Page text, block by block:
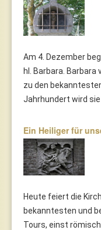
Am 4. Dezember
hl. Barbara.
zu den
Jahrhundert wird sie
Ein Heiliger für
Heute feiert die
bekanntesten und
Tours, einst